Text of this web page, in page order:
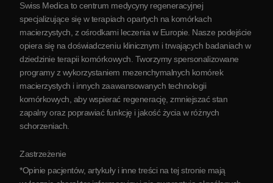
Partnerstwo
Skontaktuj się z nami
Swiss Medica to centrum medycyny regeneracyjnej
specjalizujące się w terapiach opartych na komórkach
macierzystych, z ośrodkami leczenia w Europie. Nasze podejście
opiera się na doświadczeniu klinicznym i trwających badaniach w
dziedzinie terapii komórkowych. Tworzymy spersonalizowane
programy z wykorzystaniem mezenchymalnych komórek
macierzystych i innych zaawansowanych technologii
komórkowych, aby wspierać regenerację, zmniejszać stan
zapalny oraz poprawiać funkcję i jakość życia w różnych
schorzeniach.
Zastrzeżenie
*Opinie pacjentów, artykuły i inne treści na tej stronie mają